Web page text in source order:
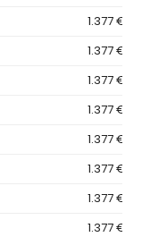
1.377 €
1.377 €
1.377 €
1.377 €
1.377 €
1.377 €
1.377 €
1.377 €